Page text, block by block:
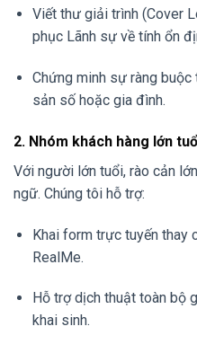
Viết thư giải trình (Cover
phục Lãnh sự về tính ổn
Chứng minh sự ràng
sản số hoặc gia đình.
2. Nhóm khách hàng lớn
Với người lớn tuổi, rào cản
ngữ. Chúng tôi hỗ trợ:
Khai form trực tuyến thay
RealMe.
Hỗ trợ dịch thuật toàn bộ
khai sinh.